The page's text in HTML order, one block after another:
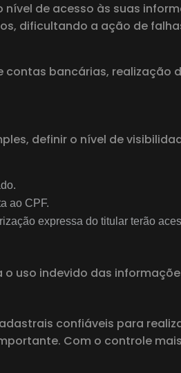
nível de acesso às suas
dificultando a ação de
bancárias, realização
definir o nível de
ao CPF.
expressa do titular terão
uso indevido das
confiáveis ​​para
Com o controle mais